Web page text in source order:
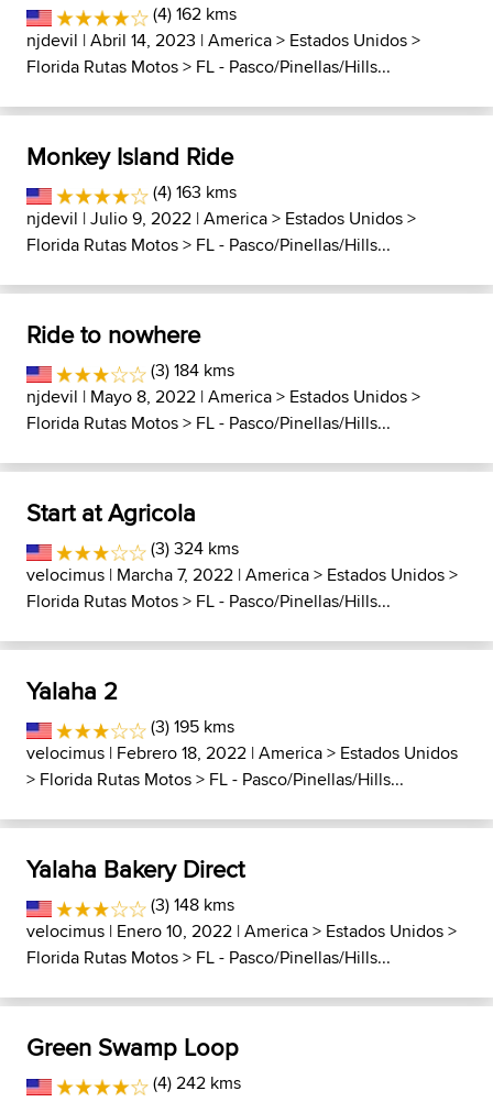
(4) 162 kms
njdevil | Abril 14, 2023 |America> Estados Unidos>
Florida Rutas Motos> FL - Pasco/Pinellas/Hills...
Monkey Island Ride
(4) 163 kms
njdevil | Julio 9, 2022 |America> Estados Unidos>
Florida Rutas Motos> FL - Pasco/Pinellas/Hills...
Ride to nowhere
(3) 184 kms
njdevil | Mayo 8, 2022 |America> Estados Unidos>
Florida Rutas Motos> FL - Pasco/Pinellas/Hills...
Start at Agricola
(3) 324 kms
velocimus | Marcha 7, 2022 |America> Estados Unidos>
Florida Rutas Motos> FL - Pasco/Pinellas/Hills...
Yalaha 2
(3) 195 kms
velocimus | Febrero 18, 2022 |America> Estados Unidos
> Florida Rutas Motos> FL - Pasco/Pinellas/Hills...
Yalaha Bakery Direct
(3) 148 kms
velocimus | Enero 10, 2022 |America> Estados Unidos>
Florida Rutas Motos> FL - Pasco/Pinellas/Hills...
Green Swamp Loop
(4) 242 kms